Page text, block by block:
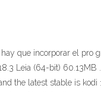
que incorporar el pro
Leia (64-bit)
the latest stable is